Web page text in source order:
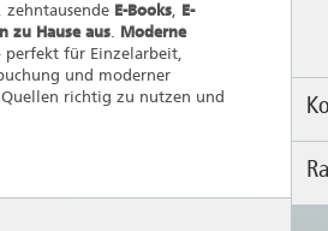
, zehntausende E-Books, E-
zu Hause aus. Moderne
perfekt für Einzelarbeit,
und moderner
richtig zu nutzen und